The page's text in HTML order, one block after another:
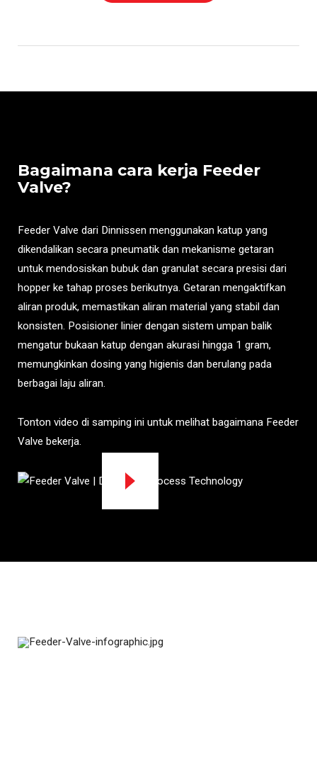
Bagaimana cara kerja Feeder
Valve?
Feeder Valve dari Dinnissen menggunakan katup yang
dikendalikan secara pneumatik dan mekanisme getaran
untuk mendosiskan bubuk dan granulat secara presisi dari
hopper ke tahap proses berikutnya. Getaran mengaktifkan
aliran produk, memastikan aliran material yang stabil dan
konsisten. Posisioner linier dengan sistem umpan balik
mengatur bukaan katup dengan akurasi hingga 1 gram,
memungkinkan dosing yang higienis dan berulang pada
berbagai laju aliran.
Tonton video di samping ini untuk melihat bagaimana Feeder
Valve bekerja.